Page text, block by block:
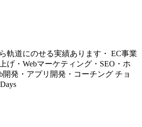
軌道にのせる実績あります・ EC事業
げ・Webマーケティング・SEO・ホ
開発・アプリ開発・コーチング チョ